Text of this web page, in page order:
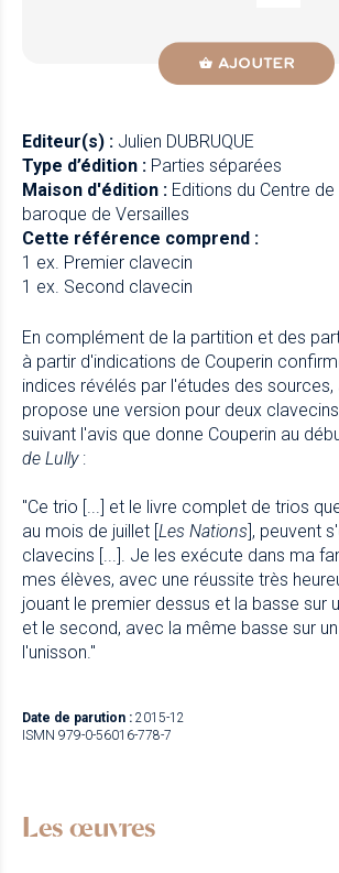
AJOUTER
Editeur(s) : Julien DUBRUQUE
Type d’édition : Parties séparées
Maison d'édition : Editions du Centre
baroque de Versailles
Cette référence comprend :
1 ex. Premier clavecin
1 ex. Second clavecin
En complément de la partition et des
à partir d'indications de Couperin
indices révélés par l'études des sources,
propose une version pour deux
suivant l'avis que donne Couperin au
de Lully:
"Ce trio [...] et le livre complet de trios
au mois de juillet [Les Nations], peuvent
clavecins [...]. Je les exécute dans ma
mes élèves, avec une réussite très
jouant le premier dessus et la basse sur
et le second, avec la même basse sur
l'unisson."
Date de parution : 2015-12
ISMN 979-0-56016-778-7
Les œuvres